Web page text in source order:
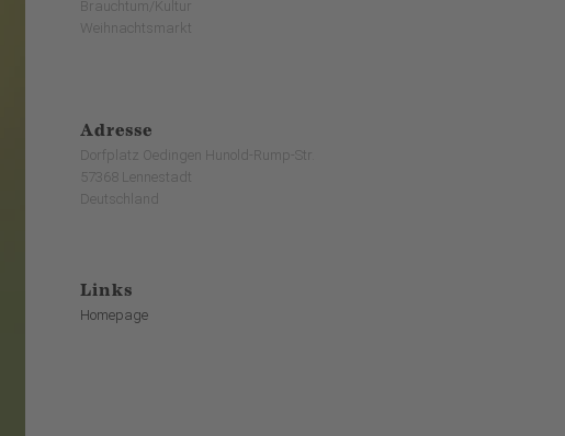
Brauchtum/Kultur
Weihnachtsmarkt
Adresse
Dorfplatz Oedingen Hunold-Rump-Str.
57368 Lennestadt
Deutschland
Links
Homepage